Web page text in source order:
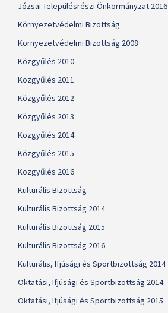
Józsai Településrészi Önkormányzat 2016
Környezetvédelmi Bizottság
Környezetvédelmi Bizottság 2008
Közgyűlés 2010
Közgyűlés 2011
Közgyűlés 2012
Közgyűlés 2013
Közgyűlés 2014
Közgyűlés 2015
Közgyűlés 2016
Kulturális Bizottság
Kulturális Bizottság 2014
Kulturális Bizottság 2015
Kulturális Bizottság 2016
Kulturális, Ifjúsági és Sportbizottság 2014
Oktatási, Ifjúsági és Sportbizottság 2014
Oktatási, Ifjúsági és Sportbizottság 2015